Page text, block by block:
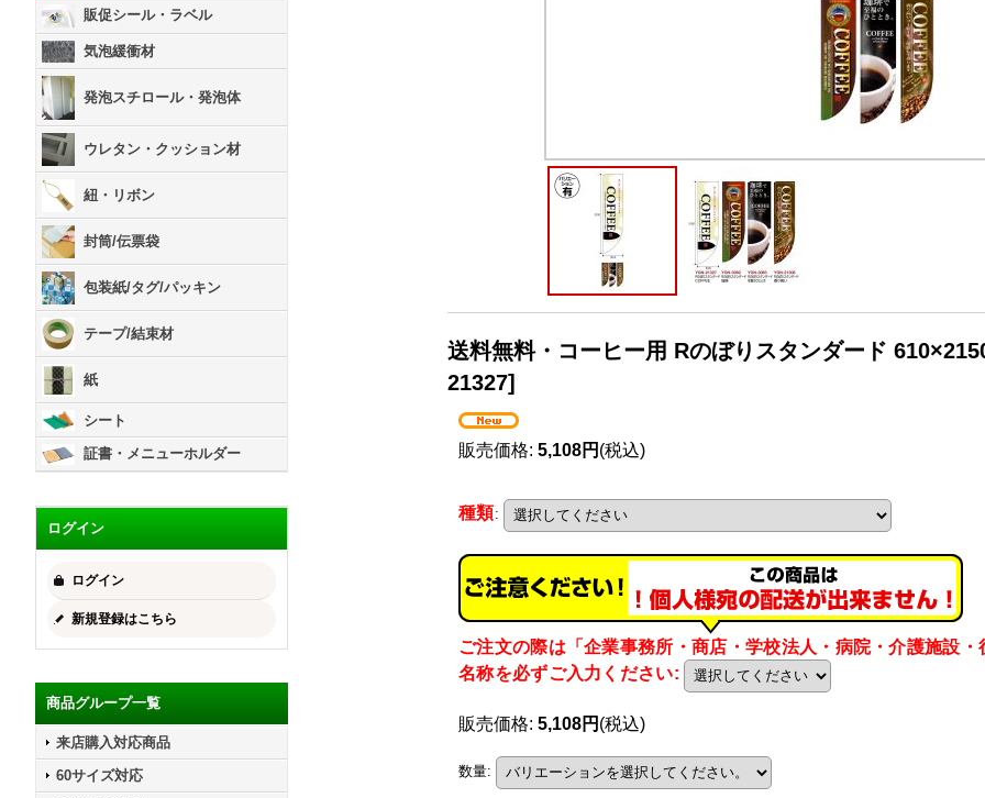
販促シール・ラベル
気泡緩衝材
発泡スチロール・発泡体
ウレタン・クッション材
紐・リボン
封筒/伝票袋
包装紙/タグ/パッキン
テープ/結束材
紙
シート
証書・メニューホルダー
ログイン
ログイン
新規登録はこちら
商品グループ一覧
来店購入対応商品
60サイズ対応
送料無料・コーヒー用 Rのぼりスタンダード
21327]
販売価格: 5,108円 (税込)
種類:
ご注文の際は「企業事務所・商店・学校法人・病院・介護施設
名称を必ずご入力ください:
販売価格: 5,108円 (税込)
数量: